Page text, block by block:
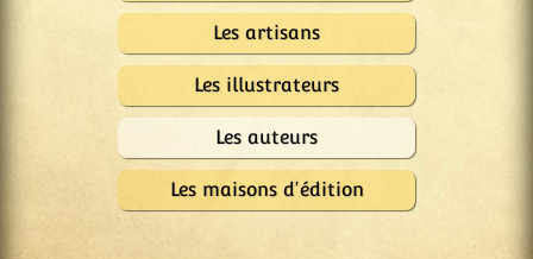
Les artisans
Les illustrateurs
Les auteurs
Les maisons d'édition